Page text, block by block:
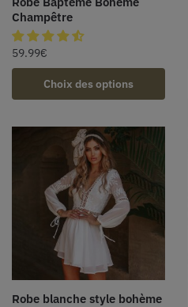
Champêtre
59.99€
Choix des options
Robe blanche style bohème